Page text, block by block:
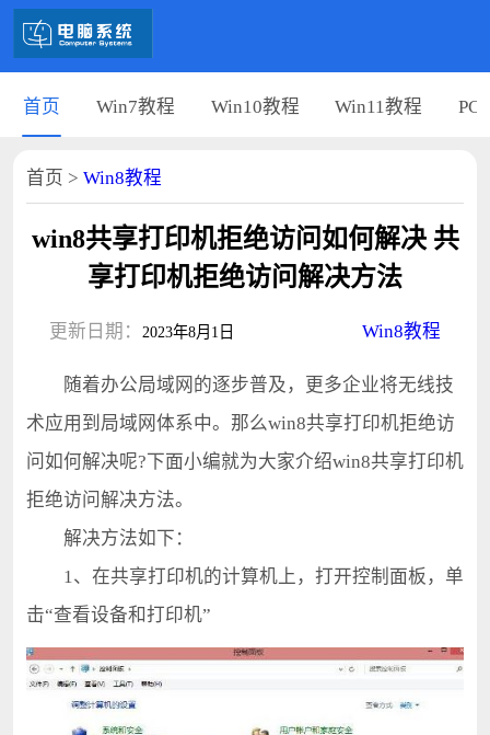
首页 Win7教程 Win10教程 Win11教程 PC
首页 > Win8教程
win8共享打印机拒绝访问如何解决 共
享打印机拒绝访问解决方法
更新日期： 2023年8月1日 Win8教程
随着办公局域网的逐步普及，更多企业将无线技
术应用到局域网体系中。那么win8共享打印机拒绝访
问如何解决呢?下面小编就为大家介绍win8共享打印机
拒绝访问解决方法。
解决方法如下：
1、在共享打印机的计算机上，打开控制面板，单
击“查看设备和打印机”